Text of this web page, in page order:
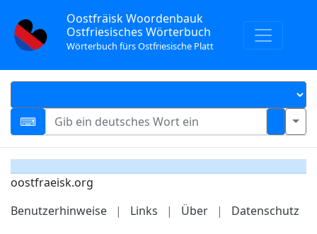
Oostfräisk Woordenbauk
Ostfriesisches Wörterbuch
Wörterbuch fürs Ostfriesische Platt
oostfraeisk.org
Benutzerhinweise
| Links | Über | Datenschutz